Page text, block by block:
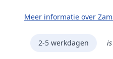
Meer informatie over
2-5 werkdagen